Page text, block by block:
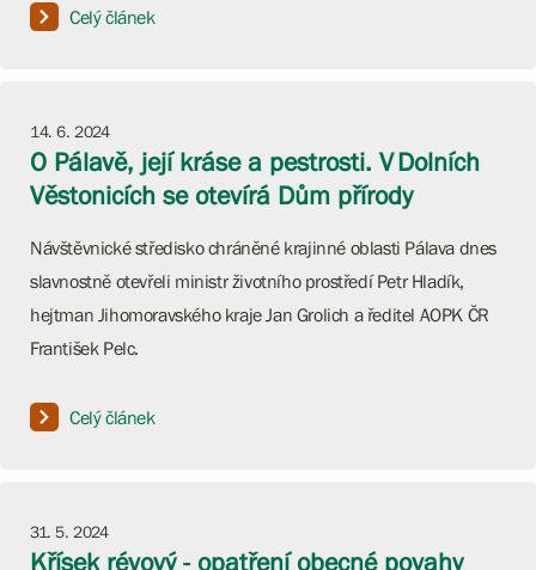
Celý článek
14. 6. 2024
O Pálavě, její kráse a pestrosti. V Dolních
Věstonicích se otevírá Dům přírody
Návštěvnické středisko chráněné krajinné oblasti Pálava dnes
slavnostně otevřeli ministr životního prostředí Petr Hladík,
hejtman Jihomoravského kraje Jan Grolich a ředitel AOPK ČR
František Pelc.
Celý článek
31. 5. 2024
Křísek révový - opatření obecné povahy